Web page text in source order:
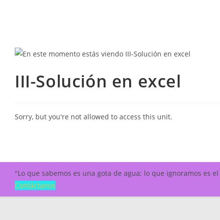
III-Solución en excel
Sorry, but you're not allowed to access this unit.
"Lo que sabemos es una gota de agua; lo que ignoramos es el
Contáctanos